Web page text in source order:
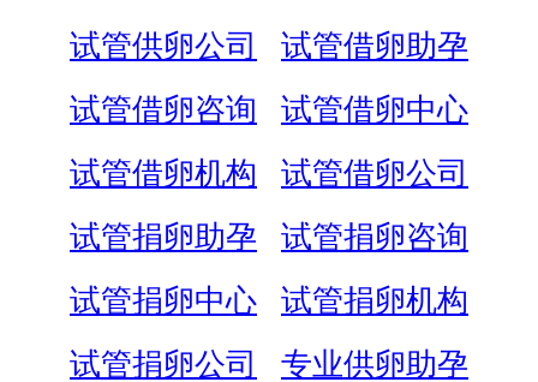
试管供卵公司
试管借卵助孕
试管借卵咨询
试管借卵中心
试管借卵机构
试管借卵公司
试管捐卵助孕
试管捐卵咨询
试管捐卵中心
试管捐卵机构
试管捐卵公司
专业供卵助孕